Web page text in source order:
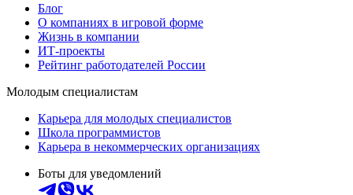
Блог
О компаниях в игровой форме
Жизнь в компании
ИТ-проекты
Рейтинг работодателей России
Молодым специалистам
Карьера для молодых специалистов
Школа программистов
Карьера в некоммерческих организациях
Боты для уведомлений